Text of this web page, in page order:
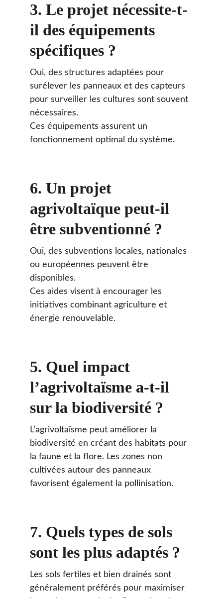
3. Le projet nécessite-t-
il des équipements
spécifiques ?
Oui, des structures adaptées pour
surélever les panneaux et des capteurs
pour surveiller les cultures sont souvent
nécessaires.
Ces équipements assurent un
fonctionnement optimal du système.
6. Un projet
agrivoltaïque peut-il
être subventionné ?
Oui, des subventions locales, nationales
ou européennes peuvent être
disponibles.
Ces aides visent à encourager les
initiatives combinant agriculture et
énergie renouvelable.
5. Quel impact
l’agrivoltaïsme a-t-il
sur la biodiversité ?
L’agrivoltaïsme peut améliorer la
biodiversité en créant des habitats pour
la faune et la flore. Les zones non
cultivées autour des panneaux
favorisent également la pollinisation.
7. Quels types de sols
sont les plus adaptés ?
Les sols fertiles et bien drainés sont
généralement préférés pour maximiser